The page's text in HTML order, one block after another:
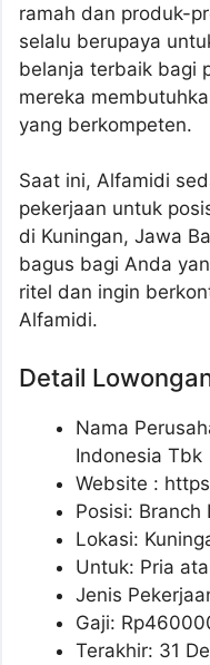
ramah dan produk-
selalu berupaya
belanja terbaik bagi
mereka
yang berkompeten.
Saat ini, Alfamidi
pekerjaan untuk
di Kuningan, Jawa
bagus bagi Anda
ritel dan ingin
Alfamidi.
Detail
Nama
Indonesia Tbk
Website :
Posisi: Branch
Lokasi:
Untuk: Pria
Jenis
Gaji: Rp
Terakhir: 31